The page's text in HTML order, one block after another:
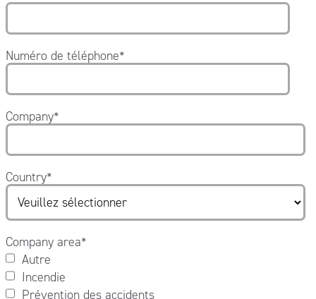
Numéro de téléphone*
Company*
Country*
Company area*
Autre
Incendie
Prévention des accidents